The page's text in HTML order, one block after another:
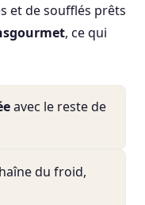
et de soufflés prêts
, ce qui
avec le reste de
du froid,